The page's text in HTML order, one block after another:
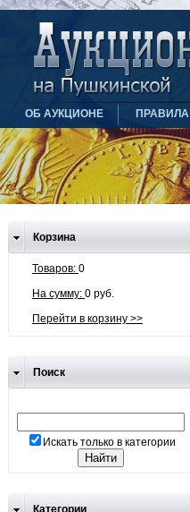
ОБ АУКЦИОНЕ ПРАВИЛА
Корзина
Товаров: 0
На сумму: 0 руб.
Перейти в корзину >>
Поиск
Искать только в категории
Категории